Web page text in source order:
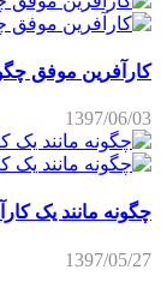
کارآفرین موفق
1397/06/03
چگونه مانند یک
1397/05/27